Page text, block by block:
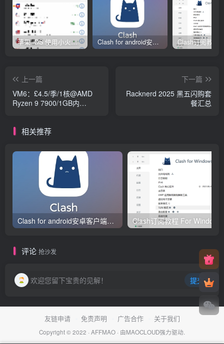
苹果 iOS 使用小火箭(shadowrocket)新手教程 Clash for android安卓客户端保姆级新手使用教程
上一篇
VM6：£4.5/季/1核@AMD
Ryzen 9 7900/1GB内
下一篇
Racknerd 2025 黑五闪购套
餐汇总
相关推荐
Clash for android安卓客户端保姆级新手使用教程
评论 抢沙发
欢迎您留下宝贵的见解！ 提交
友链申请 免责声明 广告合作 关于我们
Copyright © 2022 · AFFMAO · 由MAOCLOUD强力驱动.